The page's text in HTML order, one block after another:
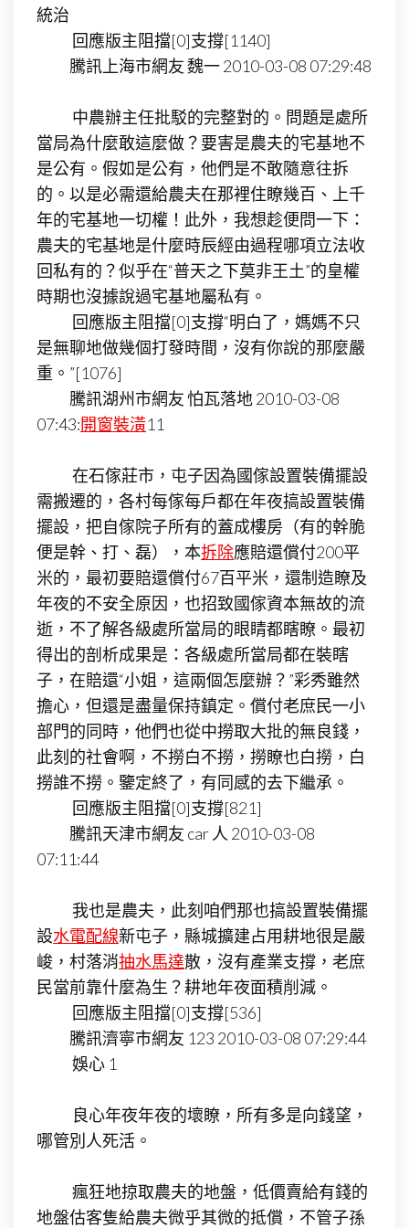
統治
回應版主阻擋[0]支撐[1140]
騰訊上海市網友 魏一 2010-03-08 07:29:48
中農辦主任批駁的完整對的。問題是處所
當局為什麼敢這麼做？要害是農夫的宅基地不
是公有。假如是公有，他們是不敢隨意往拆
的。以是必需還給農夫在那裡住瞭幾百、上千
年的宅基地一切權！此外，我想趁便問一下：
農夫的宅基地是什麼時辰經由過程哪項立法收
回私有的？似乎在“普天之下莫非王土”的皇權
時期也沒據說過宅基地屬私有。
回應版主阻擋[0]支撐“明白了，媽媽不只
是無聊地做幾個打發時間，沒有你說的那麼嚴
重。”[1076]
騰訊湖州市網友 怕瓦落地 2010-03-08
07:43:開窗裝潢11
在石傢莊市，屯子因為國傢設置裝備擺設
需搬遷的，各村每傢每戶都在年夜搞設置裝備
擺設，把自傢院子所有的蓋成樓房（有的幹脆
便是幹、打、磊），本拆除應賠還償付200平
米的，最初要賠還償付67百平米，還制造瞭及
年夜的不安全原因，也招致國傢資本無故的流
逝，不了解各級處所當局的眼睛都瞎瞭。最初
得出的剖析成果是：各級處所當局都在裝瞎
子，在賠還“小姐，這兩個怎麼辦？”彩秀雖然
擔心，但還是盡量保持鎮定。償付老庶民一小
部門的同時，他們也從中撈取大批的無良錢，
此刻的社會啊，不撈白不撈，撈瞭也白撈，白
撈誰不撈。鑒定終了，有同感的去下繼承。
回應版主阻擋[0]支撐[821]
騰訊天津市網友 car 人 2010-03-08
07:11:44
我也是農夫，此刻咱們那也搞設置裝備擺
設水電配線新屯子，縣城擴建占用耕地很是嚴
峻，村落消抽水馬達散，沒有產業支撐，老庶
民當前靠什麼為生？耕地年夜面積削減。
回應版主阻擋[0]支撐[536]
騰訊濟寧市網友 123 2010-03-08 07:29:44
娛心 1
良心年夜年夜的壞瞭，所有多是向錢望，
哪管別人死活。
瘋狂地掠取農夫的地盤，低價賣給有錢的
地盤估客隻給農夫微乎其微的抵償，不管子孫